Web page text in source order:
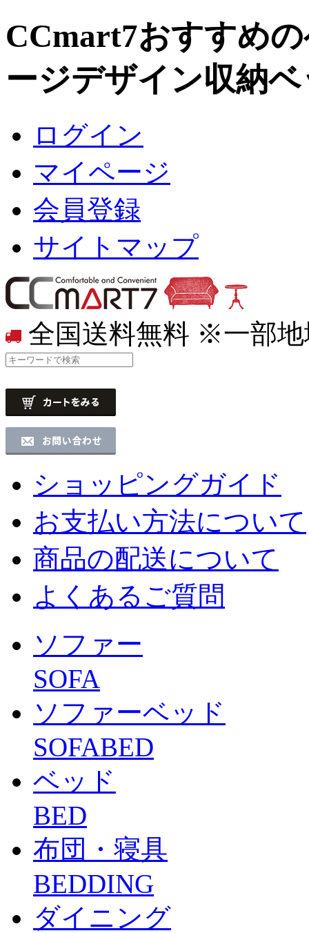
CCmart7おすすめ
ージデザイン収納
ログイン
マイページ
会員登録
サイトマップ
全国送料無料 ※一部地
ショッピングガイド
お支払い方法について
商品の配送について
よくあるご質問
ソファー
SOFA
ソファーベッド
SOFABED
ベッド
BED
布団・寝具
BEDDING
ダイニング